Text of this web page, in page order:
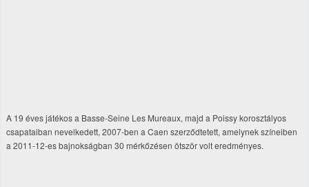
A 19 éves játékos a Basse-Seine Les Mureaux, majd a Poissy korosztályos
csapataiban nevelkedett, 2007-ben a Caen szerződtetett, amelynek színeiben
a 2011-12-es bajnokságban 30 mérkőzésen ötször volt eredményes.